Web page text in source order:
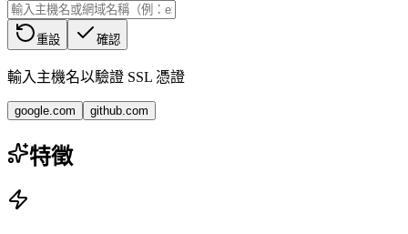
重設 確認
輸入主機名以驗證 SSL 憑證
google.com github.com
特徵